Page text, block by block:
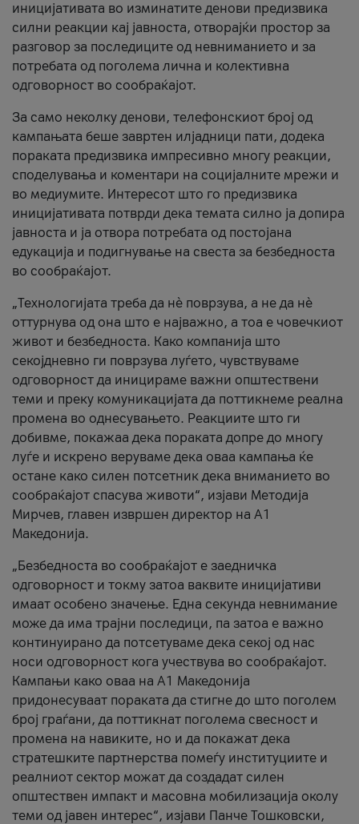
иницијативата во изминатите денови предизвика
силни реакции кај јавноста, отворајќи простор за
разговор за последиците од невниманието и за
потребата од поголема лична и колективна
одговорност во сообраќајот.
За само неколку денови, телефонскиот број од
кампањата беше завртен илјадници пати, додека
пораката предизвика импресивно многу реакции,
споделувања и коментари на социјалните мрежи и
во медиумите. Интересот што го предизвика
иницијативата потврди дека темата силно ја допира
јавноста и ја отвора потребата од постојана
едукација и подигнување на свеста за безбедноста
во сообраќајот.
„Технологијата треба да нè поврзува, а не да нè
оттурнува од она што е најважно, а тоа е човечкиот
живот и безбедноста. Како компанија што
секојдневно ги поврзува луѓето, чувствуваме
одговорност да иницираме важни општествени
теми и преку комуникацијата да поттикнеме реална
промена во однесувањето. Реакциите што ги
добивме, покажаа дека пораката допре до многу
луѓе и искрено веруваме дека оваа кампања ќе
остане како силен потсетник дека вниманието во
сообраќајот спасува животи“, изјави Методија
Мирчев, главен извршен директор на А1
Македонија.
„Безбедноста во сообраќајот е заедничка
одговорност и токму затоа ваквите иницијативи
имаат особено значење. Една секунда невнимание
може да има трајни последици, па затоа е важно
континуирано да потсетуваме дека секој од нас
носи одговорност кога учествува во сообраќајот.
Кампањи како оваа на A1 Македонија
придонесуваат пораката да стигне до што поголем
број граѓани, да поттикнат поголема свесност и
промена на навиките, но и да покажат дека
стратешките партнерства помеѓу институциите и
реалниот сектор можат да создадат силен
општествен импакт и масовна мобилизација околу
теми од јавен интерес“, изјави Панче Тошковски,